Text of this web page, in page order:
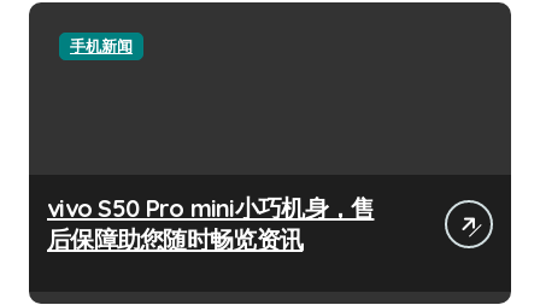
手机新闻
vivo S50 Pro mini小巧机身，售
后保障助您随时畅览资讯